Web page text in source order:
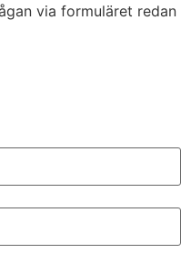
via formuläret redan